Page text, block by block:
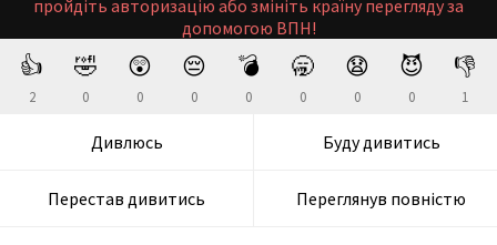
пройдіть авторизацію або змініть країну перегляду за
допомогою ВПН!
👍
2
🤣
0
😲
0
😔
0
💣
0
🥱
0
😧
0
😈
0
👎
1
Дивлюсь Буду дивитись
Перестав дивитись Переглянув повністю